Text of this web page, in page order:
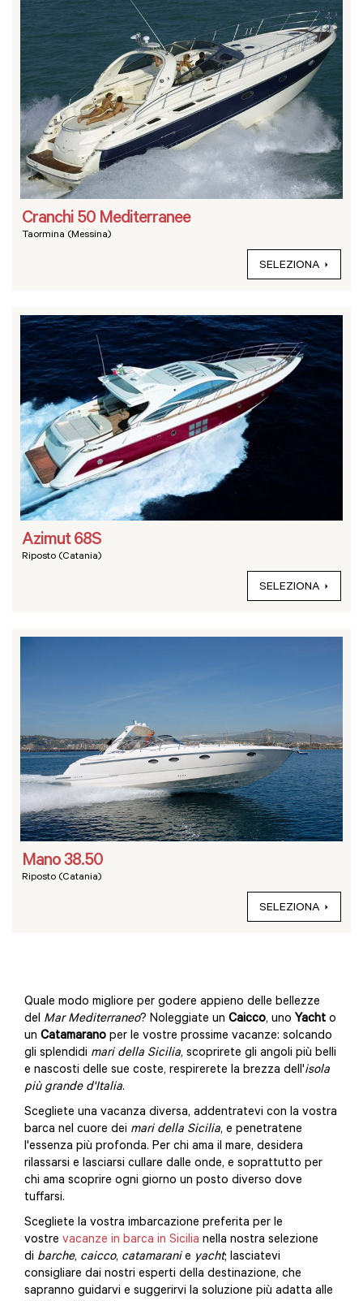
Cranchi 50 Mediterranee
Taormina (Messina)
SELEZIONA
Azimut 68S
Riposto (Catania)
SELEZIONA
Mano 38.50
Riposto (Catania)
SELEZIONA
Quale modo migliore per godere appieno delle bellezze
del Mar Mediterraneo? Noleggiate un Caicco, uno Yacht o
un Catamarano per le vostre prossime vacanze: solcando
gli splendidi mari della Sicilia, scoprirete gli angoli più belli
e nascosti delle sue coste, respirerete la brezza dell'isola
più grande d'Italia.
Scegliete una vacanza diversa, addentratevi con la vostra
barca nel cuore dei mari della Sicilia, e penetratene
l'essenza più profonda. Per chi ama il mare, desidera
rilassarsi e lasciarsi cullare dalle onde, e soprattutto per
chi ama scoprire ogni giorno un posto diverso dove
tuffarsi.
Scegliete la vostra imbarcazione preferita per le
vostre vacanze in barca in Sicilia nella nostra selezione
di barche, caicco, catamaranie yacht; lasciatevi
consigliare dai nostri esperti della destinazione, che
sapranno guidarvi e suggerirvi la soluzione più adatta alle